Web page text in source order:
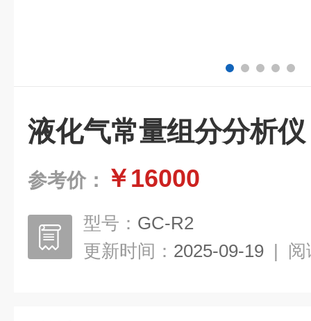
液化气常量组分分析仪
参考价： ￥16000
型号： GC-R2
更新时间： 2025-09-19 | 阅